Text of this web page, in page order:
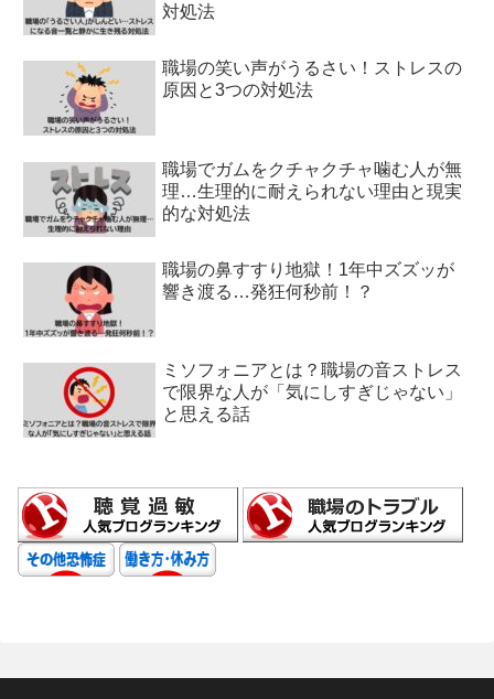
対処法
職場の笑い声がうるさい！ストレスの
原因と3つの対処法
職場でガムをクチャクチャ噛む人が無
理…生理的に耐えられない理由と現実
的な対処法
職場の鼻すすり地獄！1年中ズズッが
響き渡る…発狂何秒前！？
ミソフォニアとは？職場の音ストレス
で限界な人が「気にしすぎじゃない」
と思える話